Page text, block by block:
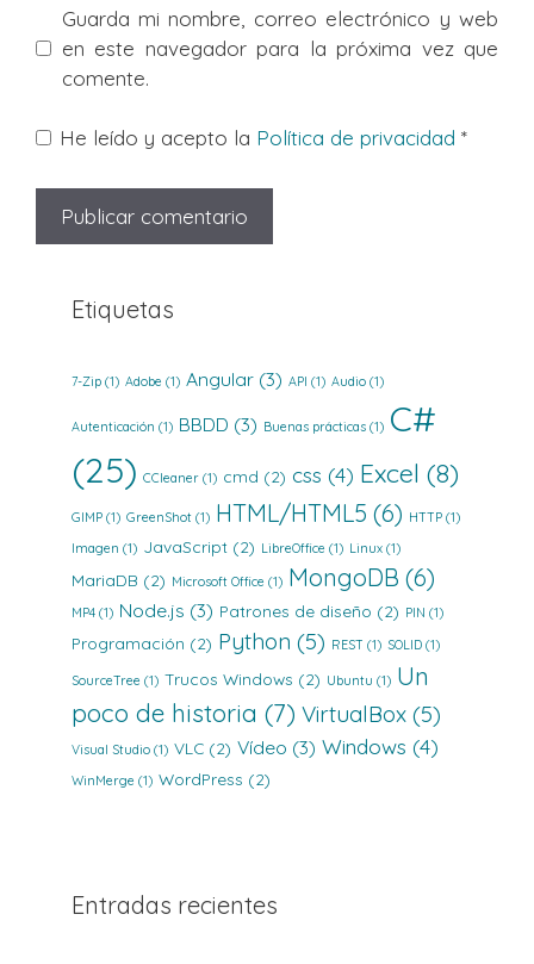
Guarda mi nombre, correo electrónico y web
en este navegador para la próxima vez que
comente.
He leído y acepto la Política de privacidad *
Etiquetas
7-Zip (1) Adobe (1) Angular (3) API (1) Audio (1)
Autenticación (1) BBDD (3) Buenas prácticas (1) C#
(25) CCleaner (1) cmd (2) css (4) Excel (8)
GIMP (1) GreenShot (1) HTML/HTML5 (6) HTTP (1)
Imagen (1) JavaScript (2) LibreOffice (1) Linux (1)
MariaDB (2) Microsoft Office (1) MongoDB (6)
MP4 (1) Node.js (3) Patrones de diseño (2) PIN (1)
Programación (2) Python (5) REST (1) SOLID (1)
SourceTree (1) Trucos Windows (2) Ubuntu (1) Un
poco de historia (7) VirtualBox (5)
Visual Studio (1) VLC (2) Vídeo (3) Windows (4)
WinMerge (1) WordPress (2)
Entradas recientes